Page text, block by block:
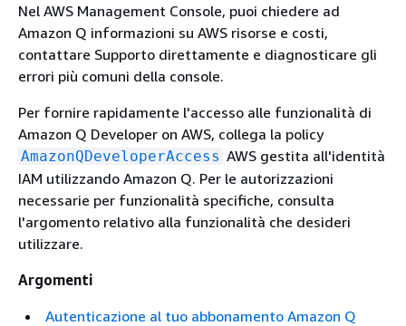
Nel AWS Management Console, puoi chiedere ad
Amazon Q informazioni su AWS risorse e costi,
contattare Supporto direttamente e diagnosticare gli
errori più comuni della console.
Per fornire rapidamente l'accesso alle funzionalità di
Amazon Q Developer on AWS, collega la policy
AmazonQDeveloperAccess AWS gestita all'identità
IAM utilizzando Amazon Q. Per le autorizzazioni
necessarie per funzionalità specifiche, consulta
l'argomento relativo alla funzionalità che desideri
utilizzare.
Argomenti
Autenticazione al tuo abbonamento Amazon Q